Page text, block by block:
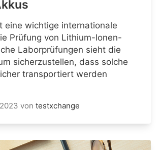
eine wichtige internationale
Prüfung von Lithium-Ionen-
Laborprüfungen sieht die
sicherzustellen, dass solche
transportiert werden
von testxchange